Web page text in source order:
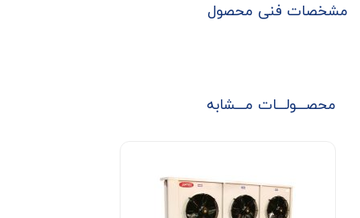
مشخصات فنی محصول
محصـــولـــات مـــشابه